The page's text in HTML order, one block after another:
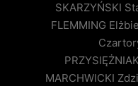
SKARZYŃSKI
FLEMMING
MARCHWICKI